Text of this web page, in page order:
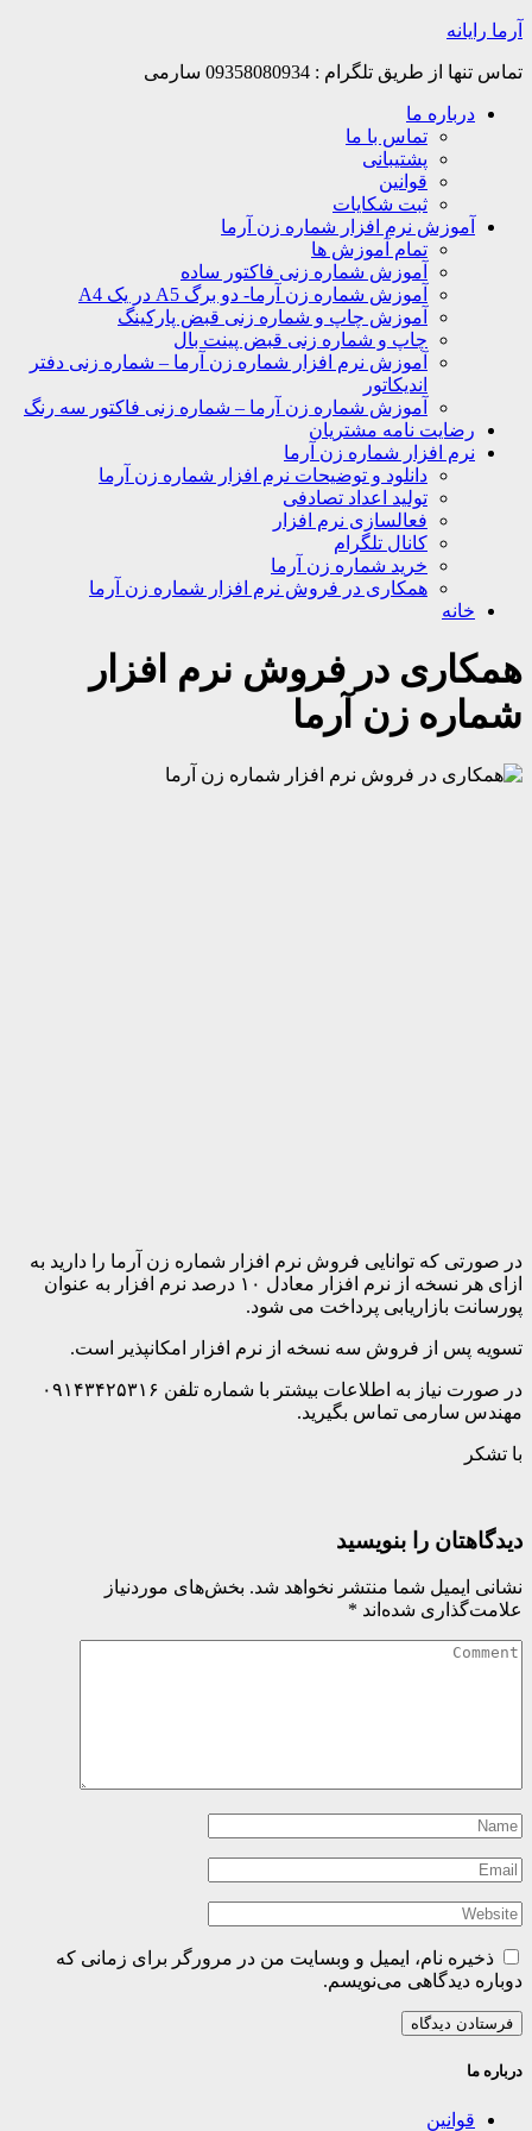
Skip
content
آرما رایانه
تماس تنها از طریق تلگرام : 09358080934 سارمی
درباره ما
تماس با ما
پشتیبانی
قوانین
ثبت شکایات
آموزش نرم افزار شماره زن آرما
تمام آموزش ها
آموزش شماره زنی فاکتور ساده
آموزش شماره زن آرما- دو برگ A5 در یک A4
آموزش چاپ و شماره زنی قبض پارکینگ
چاپ و شماره زنی قبض پینت بال
آموزش نرم افزار شماره زن آرما – شماره زنی دفتر
اندیکاتور
آموزش شماره زن آرما – شماره زنی فاکتور سه رنگ
رضایت نامه مشتریان
نرم افزار شماره زن آرما
دانلود و توضیحات نرم افزار شماره زن آرما
تولید اعداد تصادفی
فعالسازی نرم افزار
کانال تلگرام
خرید شماره زن آرما
همکاری در فروش نرم افزار شماره زن آرما
خانه
همکاری در فروش نرم افزار
شماره زن آرما
در صورتی که توانایی فروش نرم افزار شماره زن آرما را دارید به
ازای هر نسخه از نرم افزار معادل ۱۰ درصد نرم افزار به عنوان
پورسانت بازاریابی پرداخت می شود.
تسویه پس از فروش سه نسخه از نرم افزار امکانپذیر است.
در صورت نیاز به اطلاعات بیشتر با شماره تلفن ۰۹۱۴۳۴۲۵۳۱۶
مهندس سارمی تماس بگیرید.
با تشکر
دیدگاهتان را بنویسید
نشانی ایمیل شما منتشر نخواهد شد. بخش‌های موردنیاز
علامت‌گذاری شده‌اند *
ذخیره نام، ایمیل و وبسایت من در مرورگر برای زمانی که
دوباره دیدگاهی می‌نویسم.
درباره ما
قوانین